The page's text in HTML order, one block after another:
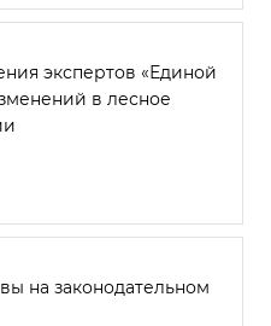
экспертов «Единой
в лесное
на законодательном